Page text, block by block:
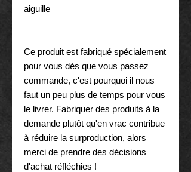
aiguille
Ce produit est fabriqué spécialement
pour vous dès que vous passez
commande, c'est pourquoi il nous
faut un peu plus de temps pour vous
le livrer. Fabriquer des produits à la
demande plutôt qu'en vrac contribue
à réduire la surproduction, alors
merci de prendre des décisions
d'achat réfléchies !